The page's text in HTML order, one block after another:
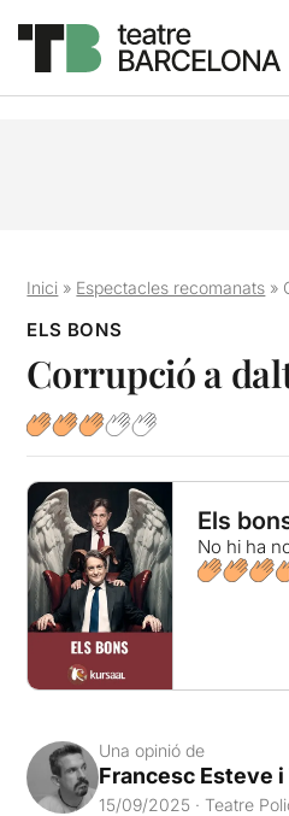
Inici » Espectacles recomanats »
ELS BONS
Corrupció a
Els
No hi ha
Una opinió de
Francesc Esteve i
15/09/2025 · Teatre